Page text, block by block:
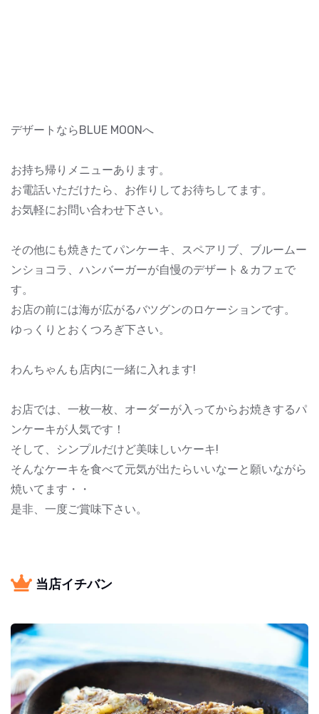
デザートならBLUE MOONへ
お持ち帰りメニューあります。
お電話いただけたら、お作りしてお待ちしてます。
お気軽にお問い合わせ下さい。
その他にも焼きたてパンケーキ、スペアリブ、ブルームー
ンショコラ、ハンバーガーが自慢のデザート＆カフェで
す。
お店の前には海が広がるバツグンのロケーションです。
ゆっくりとおくつろぎ下さい。
わんちゃんも店内に一緒に入れます!
お店では、一枚一枚、オーダーが入ってからお焼きするパ
ンケーキが人気です！
そして、シンプルだけど美味しいケーキ!
そんなケーキを食べて元気が出たらいいなーと願いながら
焼いてます・・
是非、一度ご賞味下さい。
当店イチバン